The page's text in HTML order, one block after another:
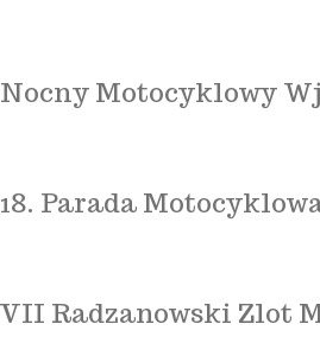
Nocny Motocyklowy
18. Parada
VII Radzanowski Zlot